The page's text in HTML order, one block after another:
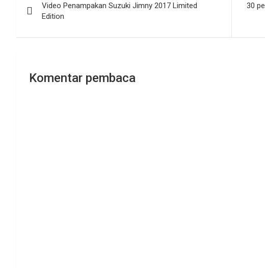
pos
Video Penampakan Suzuki Jimny 2017 Limited
Edition
30
Komentar pembaca